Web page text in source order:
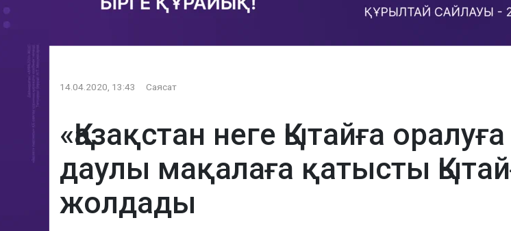
14.04.2020, 13:43 Саясат
«Қазақстан неге Қытайға
даулы мақалаға қатысты
жолдады